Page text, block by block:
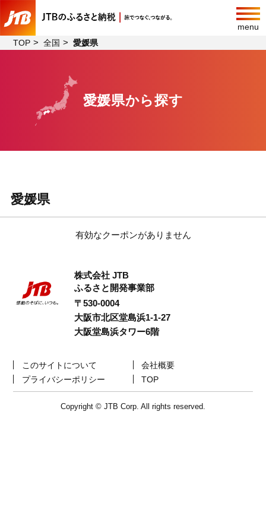
menu
TOP
全国 愛媛県
愛媛県から探す
愛媛県
有効なクーポンがありません
株式会社 JTB
ふるさと開発事業部
〒530-0004
大阪市北区堂島浜1-1-27
大阪堂島浜タワー6階
このサイトについて
会社概要
プライバシーポリシー
TOP
Copyright © JTB Corp. All rights reserved.